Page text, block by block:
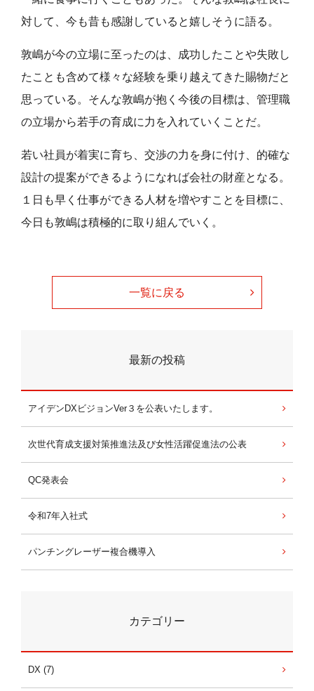
対して、今も昔も感謝していると嬉しそうに語る。
敦嶋が今の立場に至ったのは、成功したことや失敗し
たことも含めて様々な経験を乗り越えてきた賜物だと
思っている。そんな敦嶋が抱く今後の目標は、管理職
の立場から若手の育成に力を入れていくことだ。
若い社員が着実に育ち、交渉の力を身に付け、的確な
設計の提案ができるようになれば会社の財産となる。
１日も早く仕事ができる人材を増やすことを目標に、
今日も敦嶋は積極的に取り組んでいく。
一覧に戻る
最新の投稿
アイデンDXビジョンVer３を公表いたします。
次世代育成支援対策推進法及び女性活躍促進法の公表
QC発表会
令和7年入社式
パンチングレーザー複合機導入
カテゴリー
DX (7)